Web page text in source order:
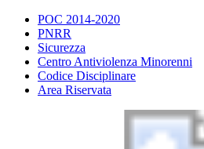
POC 2014-2020
PNRR
Sicurezza
Centro Antiviolenza Minorenni
Codice Disciplinare
Area Riservata